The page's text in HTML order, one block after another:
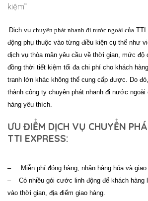
kiệm”
Dịch vụ chuyên phát nhanh đi nước ngoài của TTI
động phụ thuộc vào từng điều kiện cụ thể như
dịch vụ thỏa mãn yêu cầu về thời gian, mức độ
đồng thời tiết kiệm tối đa chi phí cho khách
tranh lớn khác không thể cung cấp được. Do đó,
thành công ty chuyên phát nhanh đi nước
hàng yêu thích.
ƯU ĐIỂM DỊCH VỤ CHUYỂN
TTI EXPRESS:
– Miễn phí đóng hàng, nhận hàng hóa và giao
– Có nhiều gói cước linh động để khách hàng
vào thời gian, địa điểm giao hàng.